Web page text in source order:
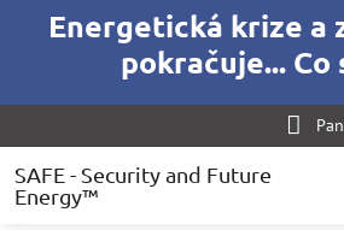
Energetická krize a
pokračuje... Co
SAFE - Security and Future
Energy™